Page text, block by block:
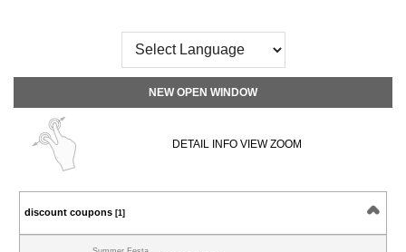
NEW OPEN WINDOW
DETAIL INFO VIEW ZOOM
discount coupons [1]